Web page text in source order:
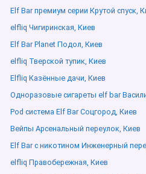
Elf Bar премиум серии Крутой спуск,
elfliq Чигиринская, Киев
Elf Bar Planet Подол, Киев
elfliq Тверской тупик, Киев
Elfliq Казённые дачи, Киев
Одноразовые сигареты elf bar
Pod система Elf Bar Соцгород, Киев
Вейпы Арсенальный переулок, Киев
Elf Bar с никотином Инженерный
elfliq Правобережная, Киев